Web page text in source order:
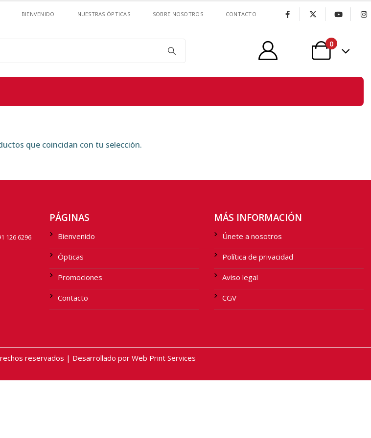
BIENVENIDO NUESTRAS ÓPTICAS SOBRE NOSOTROS CONTACTO
0
que coincidan con tu selección.
126 6296
PÁGINAS
Bienvenido
Ópticas
Promociones
Contacto
MÁS INFORMACIÓN
Únete a nosotros
Política de privacidad
Aviso legal
CGV
reservados | Desarrollado por Web Print Services